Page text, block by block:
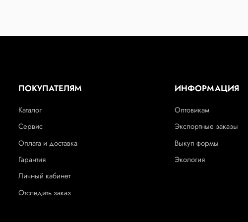
ПОКУПАТЕЛЯМ
Каталог
Сервис
Оплата и доставка
Гарантия
Личный кабинет
Отследить заказ
ИНФОРМАЦИЯ
Оптовикам
Экспортные заказы
Выкуп формы
Экология